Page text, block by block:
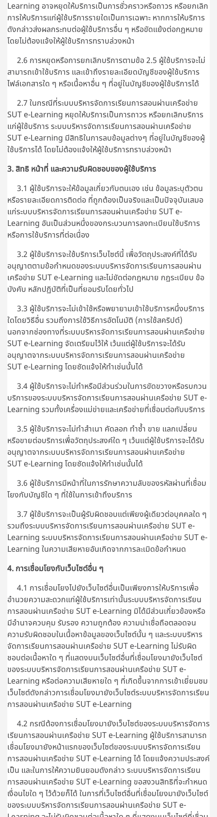
Learning อาจหยุดให้บริการเป็นการชั่วคราวหรือถาวร หรือยกเลิก
การให้บริการแก่ผู้ใช้บริการรายใดเป็นการเฉพาะ หากการให้บริการ
ดังกล่าวส่งผลกระทบต่อผู้ใช้บริการอื่น ๆ หรือขัดแย้งต่อกฎหมาย
โดยไม่ต้องแจ้งให้ผู้ใช้บริการทราบล่วงหน้า
2.6 การหยุดหรือการยกเลิกบริการตามข้อ 2.5 ผู้ใช้บริการจะไม่
สามารถเข้าใช้บริการ และเข้าถึงรายละเอียดบัญชีของผู้ใช้บริการ
ไฟล์เอกสารใด ๆ หรือเนื้อหาอื่น ๆ ที่อยู่ในบัญชีของผู้ใช้บริการได้
2.7 ในกรณีที่ระบบบริหารจัดการเรียนการสอนผ่านเครือข่าย
SUT e-Learning หยุดให้บริการเป็นการถาวร หรือยกเลิกบริการ
แก่ผู้ใช้บริการ ระบบบริหารจัดการเรียนการสอนผ่านเครือข่าย
SUT e-Learning มีสิทธิในการลบข้อมูลต่างๆ ที่อยู่ในบัญชีของผู้
ใช้บริการได้ โดยไม่ต้องแจ้งให้ผู้ใช้บริการทราบล่วงหน้า
3. สิทธิ หน้าที่ และความรับผิดชอบของผู้ใช้บริการ
3.1 ผู้ใช้บริการจะให้ข้อมูลเกี่ยวกับตนเอง เช่น ข้อมูลระบุตัวตน
หรือรายละเอียดการติดต่อ ที่ถูกต้องเป็นจริงและเป็นปัจจุบันเสมอ
แก่ระบบบริหารจัดการเรียนการสอนผ่านเครือข่าย SUT e-
Learning อันเป็นส่วนหนึ่งของกระบวนการลงทะเบียนใช้บริการ
หรือการใช้บริการที่ต่อเนื่อง
3.2 ผู้ใช้บริการจะใช้บริการเว็บไซต์นี้ เพื่อวัตถุประสงค์ที่ได้รับ
อนุญาตตามข้อกำหนดของระบบบริหารจัดการเรียนการสอนผ่าน
เครือข่าย SUT e-Learning และไม่ขัดต่อกฎหมาย กฎระเบียบ ข้อ
บังคับ หลักปฏิบัติที่เป็นที่ยอมรับโดยทั่วไป
3.3 ผู้ใช้บริการจะไม่เข้าใช้หรือพยายามเข้าใช้บริการหนึ่งบริการ
ใดโดยวิธีอื่น รวมถึงการใช้วิธีการอัตโนมัติ (การใช้สคริปต์)
นอกจากช่องทางที่ระบบบริหารจัดการเรียนการสอนผ่านเครือข่าย
SUT e-Learning จัดเตรียมไว้ให้ เว้นแต่ผู้ใช้บริการจะได้รับ
อนุญาตจากระบบบริหารจัดการเรียนการสอนผ่านเครือข่าย
SUT e-Learning โดยชัดแจ้งให้ทำเช่นนั้นได้
3.4 ผู้ใช้บริการจะไม่ทำหรือมีส่วนร่วมในการขัดขวางหรือรบกวน
บริการของระบบบริหารจัดการเรียนการสอนผ่านเครือข่าย SUT e-
Learning รวมทั้งเครื่องแม่ข่ายและเครือข่ายที่เชื่อมต่อกับบริการ
3.5 ผู้ใช้บริการจะไม่ทำสำเนา คัดลอก ทำซ้ำ ขาย แลกเปลี่ยน
หรือขายต่อบริการเพื่อวัตถุประสงค์ใด ๆ เว้นแต่ผู้ใช้บริการจะได้รับ
อนุญาตจากระบบบริหารจัดการเรียนการสอนผ่านเครือข่าย
SUT e-Learning โดยชัดแจ้งให้ทำเช่นนั้นได้
3.6 ผู้ใช้บริการมีหน้าที่ในการรักษาความลับของรหัสผ่านที่เชื่อม
โยงกับบัญชีใด ๆ ที่ใช้ในการเข้าถึงบริการ
3.7 ผู้ใช้บริการจะเป็นผู้รับผิดชอบแต่เพียงผู้เดียวต่อบุคคลใด ๆ
รวมถึงระบบบริหารจัดการเรียนการสอนผ่านเครือข่าย SUT e-
Learning ระบบบริหารจัดการเรียนการสอนผ่านเครือข่าย SUT e-
Learning ในความเสียหายอันเกิดจากการละเมิดข้อกำหนด
4. การเชื่อมโยงกับเว็บไซต์อื่น ๆ
4.1 การเชื่อมโยงไปยังเว็บไซต์อื่นเป็นเพียงการให้บริการเพื่อ
อำนวยความสะดวกแก่ผู้ใช้บริการเท่านั้นระบบบริหารจัดการเรียน
การสอนผ่านเครือข่าย SUT e-Learning มิได้มีส่วนเกี่ยวข้องหรือ
มีอำนาจควบคุม รับรอง ความถูกต้อง ความน่าเชื่อถือตลอดจน
ความรับผิดชอบในเนื้อหาข้อมูลของเว็บไซต์นั้น ๆ และระบบบริหาร
จัดการเรียนการสอนผ่านเครือข่าย SUT e-Learning ไม่รับผิด
ชอบต่อเนื้อหาใด ๆ ที่แสดงบนเว็บไซต์อื่นที่เชื่อมโยงมายังเว็บไซต์
ของระบบบริหารจัดการเรียนการสอนผ่านเครือข่าย SUT e-
Learning หรือต่อความเสียหายใด ๆ ที่เกิดขึ้นจากการเข้าเยี่ยมชม
เว็บไซต์ดังกล่าวการเชื่อมโยงมายังเว็บไซต์ระบบบริหารจัดการเรียน
การสอนผ่านเครือข่าย SUT e-Learning
4.2 กรณีต้องการเชื่อมโยงมายังเว็บไซต์ของระบบบริหารจัดการ
เรียนการสอนผ่านเครือข่าย SUT e-Learning ผู้ใช้บริการสามารถ
เชื่อมโยงมายังหน้าแรกของเว็บไซต์ของระบบบริหารจัดการเรียน
การสอนผ่านเครือข่าย SUT e-Learning ได้ โดยแจ้งความประสงค์
เป็น และในการให้ความยินยอมดังกล่าว ระบบบริหารจัดการเรียน
การสอนผ่านเครือข่าย SUT e-Learning ขอสงวนสิทธิที่จะกำหนด
เงื่อนไขใด ๆ ไว้ด้วยก็ได้ ในการที่เว็บไซต์อื่นที่เชื่อมโยงมายังเว็บไซต์
ของระบบบริหารจัดการเรียนการสอนผ่านเครือข่าย SUT e-